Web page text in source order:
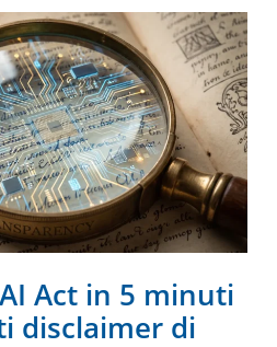
Act in 5 minuti
disclaimer di